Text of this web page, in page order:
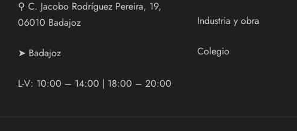
⚲ C. Jacobo Rodríguez Pereira, 19,
06010 Badajoz
➤ Badajoz
L-V: 10:00 – 14:00 | 18:00 – 20:00
Industria y obra
Colegio